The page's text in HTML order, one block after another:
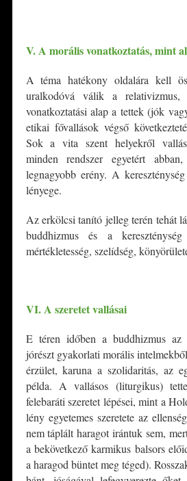
V. A morális vonatkoztatás, mint
A téma hatékony oldalára kell
uralkodóvá válik a
vonatkoztatási alap a tettek (jók
etikai fővallások végső
Sok a vita szent helyekről
minden rendszer egyetért
legnagyobb erény. A
lényege.
Az erkölcsi tanító jelleg terén tehát
buddhizmus és a
mértékletesség, szelídség,
VI. A szeretet vallásai
E téren időben a buddhizmus az
jórészt gyakorlati morális
érzület, karuna a szolidaritás, az
példa. A vallásos (liturgikus)
felebaráti szeretet lépései, mint a
lény egyetemes szeretete az
nem táplált haragot irántuk sem,
a bekövetkező karmikus balsors
a haragod büntet meg téged).